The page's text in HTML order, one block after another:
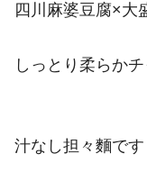
四川麻婆豆腐×大
しっとり柔らか
汁なし担々麵です